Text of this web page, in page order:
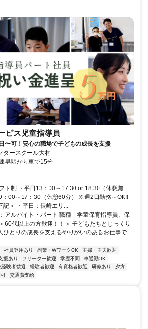
ビス児童指導員
〜可！安心の職場で子どもの成長を支援
タースクール大村
早駅から車で15分
ト制 ・平日13：00～17:30 or 18:30（休憩無
：00～17：30（休憩60分） ※週2日勤務～OK!!
記＞ ・平日：長崎エリ...
アルバイト・パート 職種：学童保育指導員、保
60代以上の方歓迎！！＞ 子どもたちとじっくり
ひとりの成長を支えるやりがいのあるお仕事で
社員登用あり 副業・WワークOK
主婦・主夫歓迎
援あり フリーター歓迎 学歴不問
車通勤OK
経験者歓迎 経験者歓迎 有資格者歓迎 研修あり
夕方
可 交通費支給